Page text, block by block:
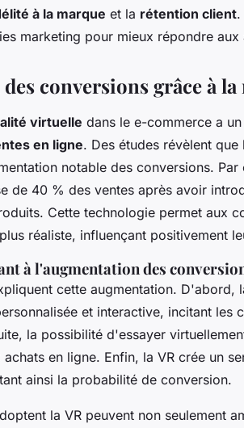
à la marque et la rétention client.
marketing pour mieux répondre aux
conversions grâce à
virtuelle dans le e-commerce a
en ligne. Des études révèlent
notable des conversions.
de 40 % des ventes après avoir
Cette technologie permet aux
réaliste, influençant positivement
à l'augmentation des
cette augmentation. D'abord,
et interactive, incitant les
la possibilité d'essayer
en ligne. Enfin, la VR crée un
ainsi la probabilité de conversion.
la VR peuvent non seulement